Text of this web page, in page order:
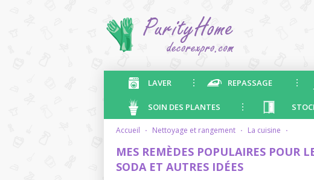
LAVER REPASSAGE
SOIN DES PLANTES
accueil · nettoyage et rangement · la cuisine ·
MES REMÈDES POPULAIRES POUR
SODA ET AUTRES IDÉES